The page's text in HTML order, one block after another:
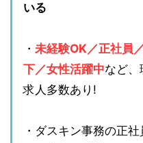
いる
・ 未経験OK／正社員
下／女性活躍中など、
求人多数あり!
・ダスキン事務の正